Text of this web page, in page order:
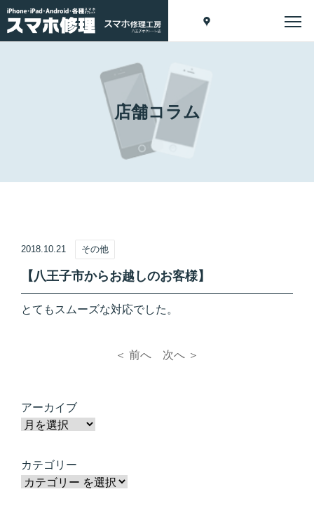
店舗コラム
2018.10.21 その他
【八王子市からお越しのお客様】
とてもスムーズな対応でした。
＜ 前へ 次へ ＞
アーカイブ
カテゴリー